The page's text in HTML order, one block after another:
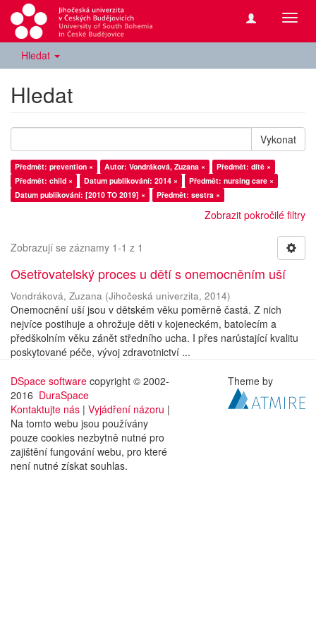
Hledat
Hledat
Vykonat
Předmět: prevention × Autor: Vondráková, Zuzana ×
Předmět: dítě ×
Předmět: child ×
Datum publikování: 2014 ×
Předmět: nursing care ×
Datum publikování: [2010 TO 2019] ×
Předmět: sestra ×
Zobrazit pokročilé filtry
Zobrazují se záznamy 1-1 z 1
Ošetřovatelský proces u dětí s onemocněním uší
Vondráková, Zuzana (Jihočeská univerzita, 2014)
Onemocnění uší jsou v dětském věku poměrně častá. Z nich
nejvíce postihuje a ohrožuje děti v kojeneckém, batolecím a
předškolním věku zánět středního ucha. I přes narůstající kvalitu
poskytované péče, vývoj zdravotnictví ...
DSpace software copyright © 2002-
2016 DuraSpace
Kontaktujte nás | Vyjádření názoru |
Na tomto webu jsou používány
pouze cookies nezbytně nutné pro
zajištění fungování webu, pro které
není nutné získat souhlas.
Theme by